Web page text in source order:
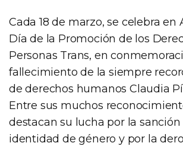
Cada 18 de marzo, se celebra en
Día de la Promoción de los
Personas Trans, en
fallecimiento de la siempre
de derechos humanos Claudia
Entre sus muchos
destacan su lucha por la sanción
identidad de género y por la